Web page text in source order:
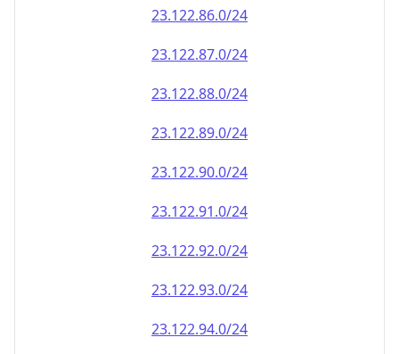
23.122.88.0/24
23.122.89.0/24
23.122.90.0/24
23.122.91.0/24
23.122.92.0/24
23.122.93.0/24
23.122.94.0/24
23.122.95.0/24
23.122.96.0/24